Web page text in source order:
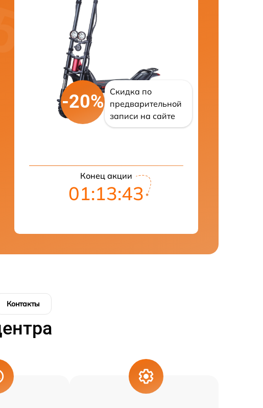
-20%
Скидка по
предварительной
записи на сайте
Конец акции
01:13:42
Контакты